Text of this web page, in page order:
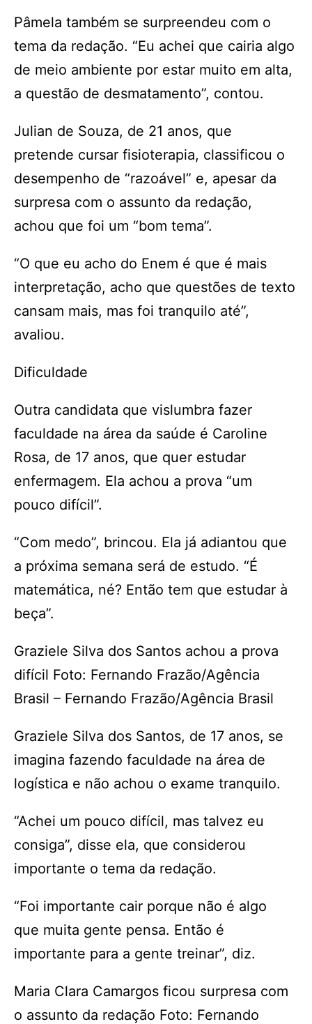
Pâmela também se surpreendeu com o
tema da redação. “Eu achei que cairia algo
de meio ambiente por estar muito em alta,
a questão de desmatamento”, contou.
Julian de Souza, de 21 anos, que
pretende cursar fisioterapia, classificou o
desempenho de “razoável” e, apesar da
surpresa com o assunto da redação,
achou que foi um “bom tema”.
“O que eu acho do Enem é que é mais
interpretação, acho que questões de texto
cansam mais, mas foi tranquilo até”,
avaliou.
Dificuldade
Outra candidata que vislumbra fazer
faculdade na área da saúde é Caroline
Rosa, de 17 anos, que quer estudar
enfermagem. Ela achou a prova “um
pouco difícil”.
“Com medo”, brincou. Ela já adiantou que
a próxima semana será de estudo. “É
matemática, né? Então tem que estudar à
beça”.
Graziele Silva dos Santos achou a prova
difícil Foto: Fernando Frazão/Agência
Brasil – Fernando Frazão/Agência Brasil
Graziele Silva dos Santos, de 17 anos, se
imagina fazendo faculdade na área de
logística e não achou o exame tranquilo.
“Achei um pouco difícil, mas talvez eu
consiga”, disse ela, que considerou
importante o tema da redação.
“Foi importante cair porque não é algo
que muita gente pensa. Então é
importante para a gente treinar”, diz.
Maria Clara Camargos ficou surpresa com
o assunto da redação Foto: Fernando